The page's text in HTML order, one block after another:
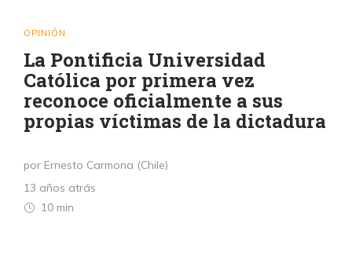
OPINIÓN
La Pontificia Universidad
Católica por primera vez
reconoce oficialmente a sus
propias víctimas de la dictadura
por Ernesto Carmona (Chile)
13 años atrás
10 min